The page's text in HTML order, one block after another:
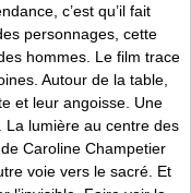
c’est qu’il fait
personnages, cette
hommes. Le film trace
Autour de la table,
et leur angoisse. Une
La lumière au centre des
Caroline Champetier
voie vers le sacré. Et